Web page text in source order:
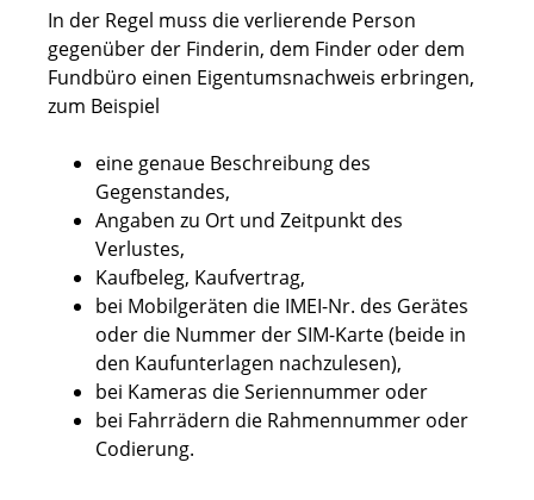
In der Regel muss die verlierende Person
gegenüber der Finderin, dem Finder oder dem
Fundbüro einen Eigentumsnachweis erbringen,
zum Beispiel
eine genaue Beschreibung des
Gegenstandes,
Angaben zu Ort und Zeitpunkt des
Verlustes,
Kaufbeleg, Kaufvertrag,
bei Mobilgeräten die IMEI-Nr. des Gerätes
oder die Nummer der SIM-Karte (beide in
den Kaufunterlagen nachzulesen),
bei Kameras die Seriennummer oder
bei Fahrrädern die Rahmennummer oder
Codierung.